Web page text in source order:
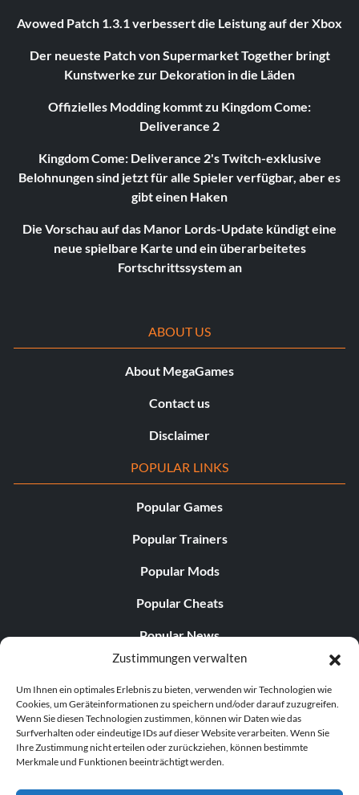
Zustimmungen verwalten
Um Ihnen ein optimales Erlebnis zu bieten, verwenden wir Technologien wie
Cookies, um Geräteinformationen zu speichern und/oder darauf zuzugreifen.
Wenn Sie diesen Technologien zustimmen, können wir Daten wie das
Surfverhalten oder eindeutige IDs auf dieser Website verarbeiten. Wenn Sie
Ihre Zustimmung nicht erteilen oder zurückziehen, können bestimmte
Merkmale und Funktionen beeinträchtigt werden.
Avowed Patch 1.3.1 verbessert die Leistung auf der Xbox
Der neueste Patch von Supermarket Together bringt
Kunstwerke zur Dekoration in die Läden
Offizielles Modding kommt zu Kingdom Come:
Deliverance 2
Kingdom Come: Deliverance 2's Twitch-exklusive
Belohnungen sind jetzt für alle Spieler verfügbar, aber es
gibt einen Haken
Die Vorschau auf das Manor Lords-Update kündigt eine
neue spielbare Karte und ein überarbeitetes
Fortschrittssystem an
ABOUT US
About MegaGames
Contact us
Disclaimer
POPULAR LINKS
Popular Games
Popular Trainers
Popular Mods
Popular Cheats
Popular News
Popular Editorials
Popular Free Games
LATEST UPDATES